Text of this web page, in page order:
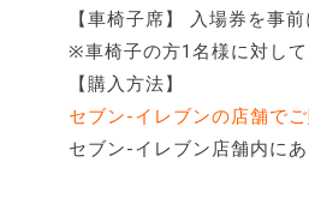
【車椅子席】 入場券を事
※車椅子の方1名様に対し
【購入方法】
セブン-イレブンの店舗で
セブン-イレブン店舗内に